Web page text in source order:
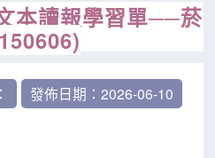
本讀報學習單──菸
發佈日期：2026-06-10